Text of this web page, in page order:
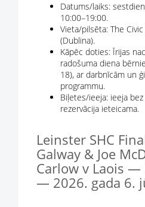
Datums/laiks:
10:00–19:00.
Vieta/pilsēta: The
(Dublina).
Kāpēc doties: Īrijas
radošuma diena
18), ar darbnīcām un
programmu.
Biļetes/ieeja: ieeja
rezervācija ieteicama.
Leinster SHC
Galway & Joe
Carlow v Laois
— 2026. gada 6.